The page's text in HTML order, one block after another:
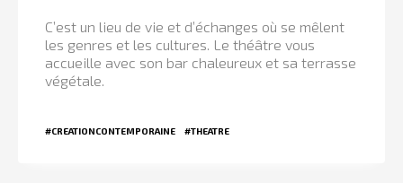
C’est un lieu de vie et d’échanges où se mêlent
les genres et les cultures. Le théâtre vous
accueille avec son bar chaleureux et sa terrasse
végétale.
#CREATIONCONTEMPORAINE #THEATRE